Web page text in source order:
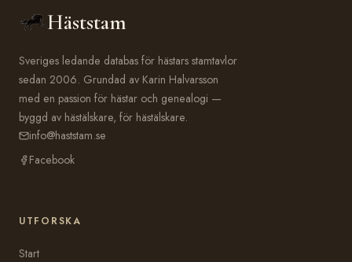
Häststam
Sveriges ledande databas för hästars stamtavlor
sedan 2006. Grundad av Karin Halvarsson
med en passion för hästar och genealogi —
byggd av hästälskare, för hästälskare.
info@haststam.se
Facebook
UTFORSKA
Start